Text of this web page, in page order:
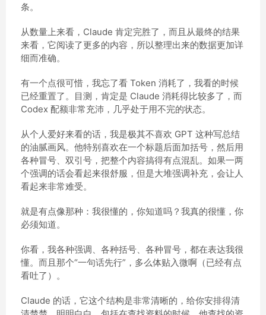
条。
从数量上来看，Claude 肯定完胜了，而且从最终的结果
来看，它阅读了更多的内容，所以整理出来的数据更加详
细而准确。
有一个点很可惜，我忘了看 Token 消耗了，我看的时候
已经重置了。目测，肯定是 Claude 消耗得比较多了，而
Codex 配额非常充沛，几乎处于用不完的状态。
从个人爱好来看的话，我是极其不喜欢 GPT 这种写总结
的油腻画风。他特别喜欢在一个标题后面加括号，然后用
各种冒号、双引号，把整个内容搞得有点混乱。如果一两
个强调的话会看起来很舒服，但是大堆强调补充，会让人
看起来非常难受。
就是有点像那种：我很懂的，你知道吗？我真的很懂，你
必须知道。
你看，我各种强调、各种括号、各种冒号，都在表达我很
懂。而且那个“一句话先行”，多么体贴入微啊（已经有点
看吐了）。
Claude 的话，它这个结构是非常清晰的，给你安排得清